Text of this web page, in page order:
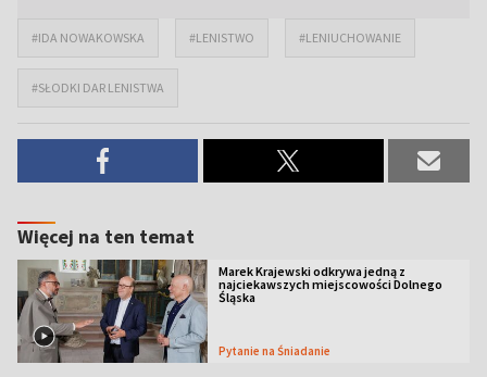
#IDA NOWAKOWSKA #LENISTWO #LENIUCHOWANIE
#SŁODKI DAR LENISTWA
Więcej na ten temat
Marek Krajewski odkrywa jedną z
najciekawszych miejscowości Dolnego
Śląska
Pytanie na Śniadanie